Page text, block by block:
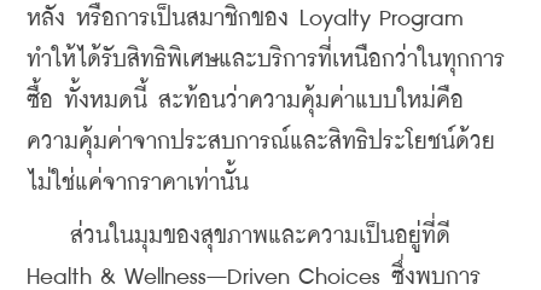
หลัง หรือการเป็นสมาชิกของ Loyalty Program
ทำให้ได้รับสิทธิพิเศษและบริการที่เหนือกว่าในทุกการ
ซื้อ ทั้งหมดนี้ สะท้อนว่าความคุ้มค่าแบบใหม่คือ
ความคุ้มค่าจากประสบการณ์และสิทธิประโยชน์ด้วย
ไม่ใช่แค่จากราคาเท่านั้น
ส่วนในมุมของสุขภาพและความเป็นอยู่ที่ดี
Health & Wellness–Driven Choices ซึ่งพบการ